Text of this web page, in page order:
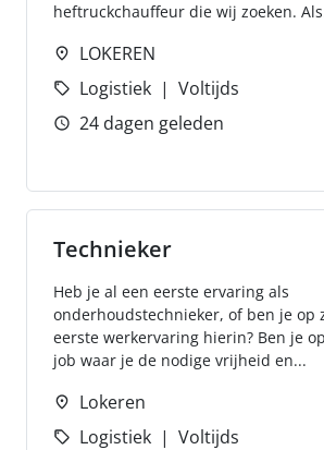
heftruckchauffeur die wij zoeken.
LOKEREN
Logistiek
Voltijds
24 dagen geleden
Technieker
Heb je al een eerste ervaring als
onderhoudstechnieker, of ben je op
eerste werkervaring hierin? Ben je
job waar je de nodige vrijheid en...
Lokeren
Logistiek
Voltijds